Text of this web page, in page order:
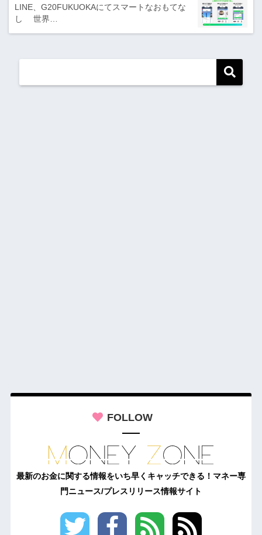
LINE、G20FUKUOKAにてスマートなおもてな
し 世界…
FOLLOW
最新のお金に関する情報をいち早くキャッチできる！マネー専
門ニュース/プレスリリース情報サイト